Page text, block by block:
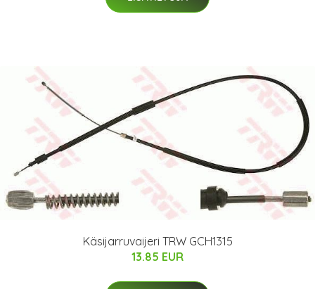
Käsijarruvaijeri TRW GCH1315
13.85 EUR